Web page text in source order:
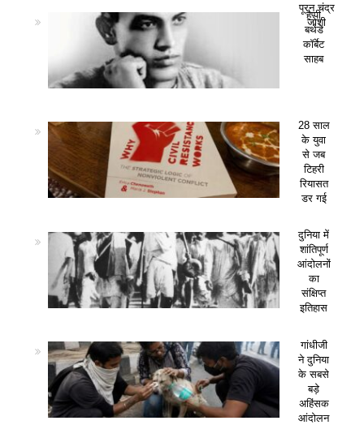
पूरन चंद्र
जोशी
हैप्पी
बर्थडे
कॉर्बेट
साहब
28 साल
के युवा
से जब
टिहरी
रियासत
डर गई
दुनिया में
शांतिपूर्ण
आंदोलनों
का
संक्षिप्त
इतिहास
गांधीजी
ने दुनिया
के सबसे
बड़े
अहिंसक
आंदोलन